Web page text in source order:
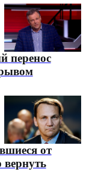
перенос
от
вернуть